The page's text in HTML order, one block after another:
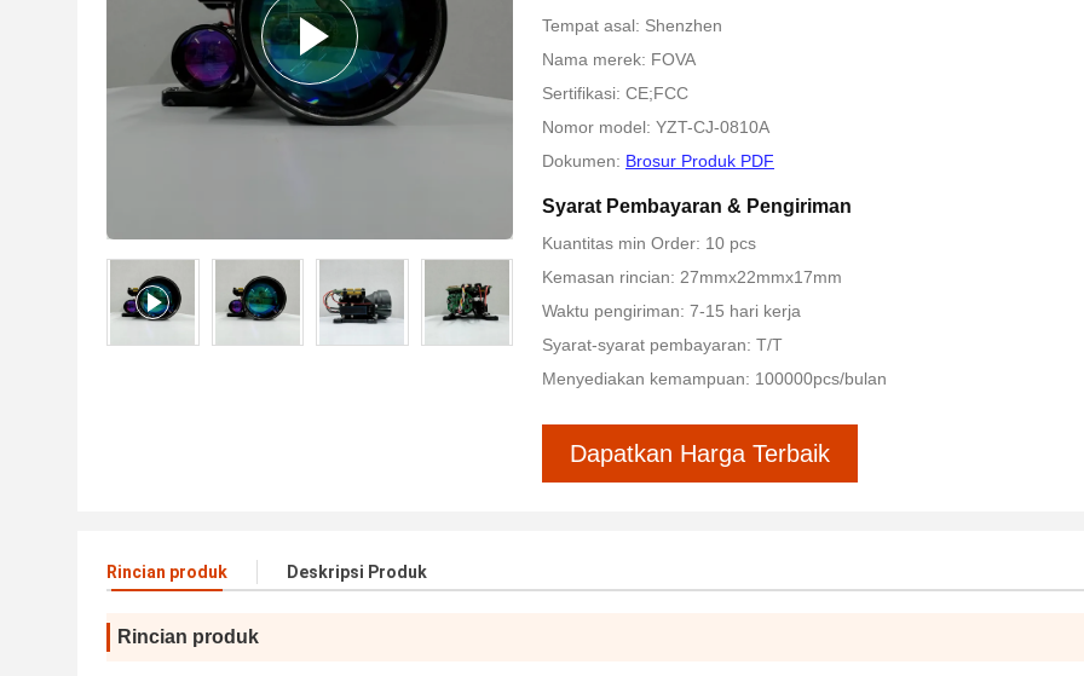
Tempat asal: Shenzhen
Nama merek: FOVA
Sertifikasi: CE;FCC
Nomor model: YZT-CJ-0810A
Dokumen: Brosur Produk PDF
Syarat Pembayaran & Pengiriman
Kuantitas min Order: 10 pcs
Kemasan rincian: 27mmx22mmx17mm
Waktu pengiriman: 7-15 hari kerja
Syarat-syarat pembayaran: T/T
Menyediakan kemampuan: 100000pcs/bulan
Dapatkan Harga Terbaik
Rincian produk Deskripsi Produk
Rincian produk